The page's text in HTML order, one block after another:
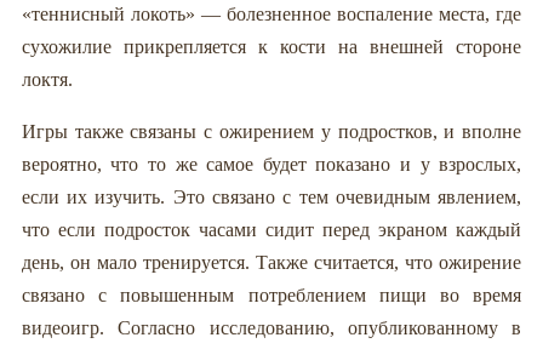
«теннисный локоть» — болезненное воспаление места, где
сухожилие прикрепляется к кости на внешней стороне
локтя.
Игры также связаны с ожирением у подростков, и вполне
вероятно, что то же самое будет показано и у взрослых,
если их изучить. Это связано с тем очевидным явлением,
что если подросток часами сидит перед экраном каждый
день, он мало тренируется. Также считается, что ожирение
связано с повышенным потреблением пищи во время
видеоигр. Согласно исследованию, опубликованному в